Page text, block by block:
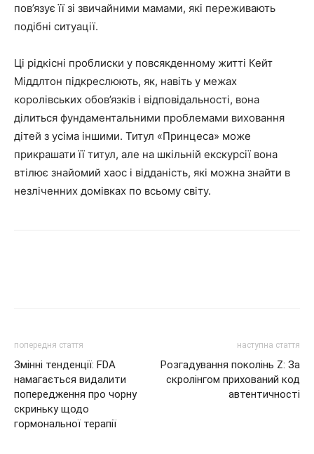
пов’язує її зі звичайними мамами, які переживають
подібні ситуації.
Ці рідкісні проблиски у повсякденному житті Кейт
Міддлтон підкреслюють, як, навіть у межах
королівських обов’язків і відповідальності, вона
ділиться фундаментальними проблемами виховання
дітей з усіма іншими. Титул «Принцеса» може
прикрашати її титул, але на шкільній екскурсії вона
втілює знайомий хаос і відданість, які можна знайти в
незліченних домівках по всьому світу.
попередня стаття
Змінні тенденції: FDA
намагається видалити
попередження про чорну
скриньку щодо
гормональної терапії
наступна стаття
Розгадування поколінь Z: За
скролінгом прихований код
автентичності